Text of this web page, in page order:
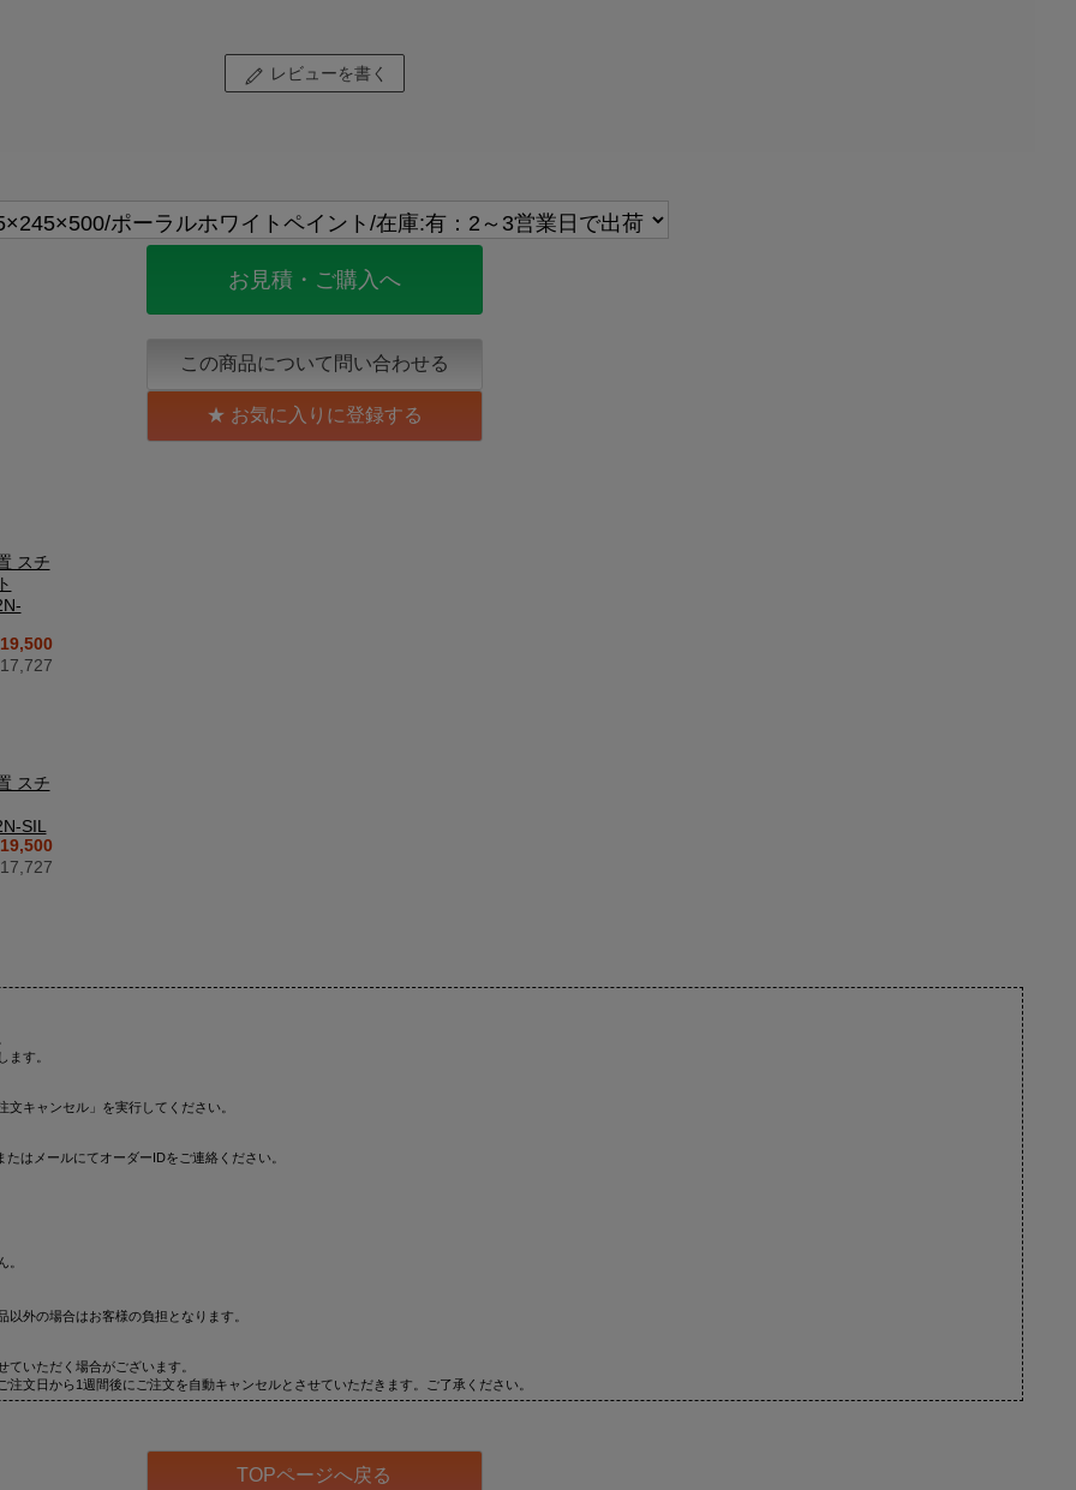
レビューを書く
お見積・ご購入へ
この商品について問い合わせる
お気に入りに登録する
スチ
スチ
SIL
す。
キャンセル」を実行してください。
はメールにてオーダーIDをご連絡ください。
。
外の場合はお客様の負担となります。
いただく場合がございます。
文日から1週間後にご注文を自動キャンセルとさせていただきます。ご了承ください。
TOPページへ戻る